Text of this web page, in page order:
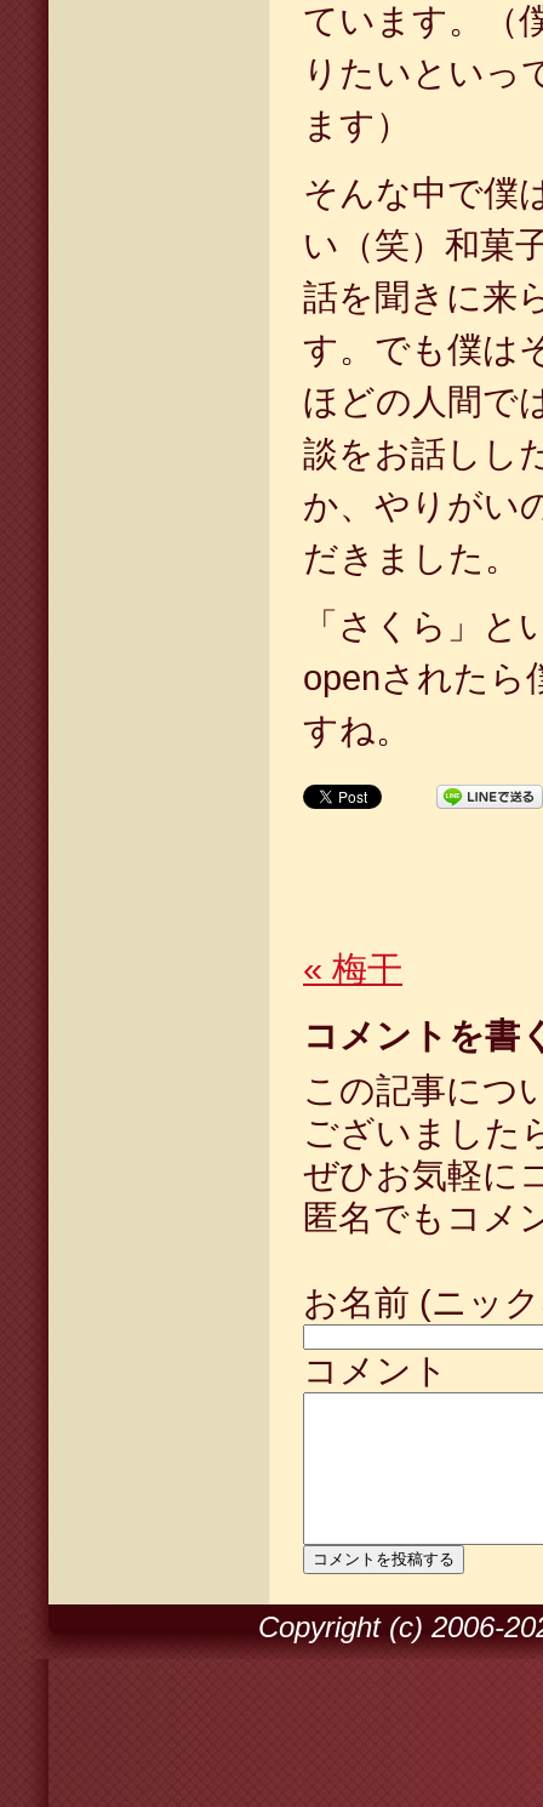
ています。（
りたいといっ
ます）
そんな中で僕
い（笑）和菓
話を聞きに来
す。でも僕は
ほどの人間で
談をお話しし
か、やりがい
だきました。
「さくら」と
openされたら
すね。
« 梅干
コメントを書
この記事につ
ございました
ぜひお気軽に
匿名でもコメ
お名前 (ニッ
コメント
Copyright (c) 2006-